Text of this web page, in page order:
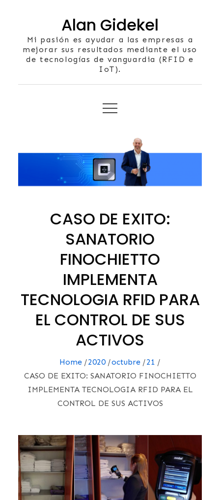
Alan Gidekel
Mi pasión es ayudar a las empresas a
mejorar sus resultados mediante el uso
de tecnologías de vanguardia (RFID e
IoT).
CASO DE EXITO:
SANATORIO
FINOCHIETTO
IMPLEMENTA
TECNOLOGIA RFID PARA
EL CONTROL DE SUS
ACTIVOS
Home 2020 octubre
21
CASO DE EXITO: SANATORIO FINOCHIETTO
IMPLEMENTA TECNOLOGIA RFID PARA EL
CONTROL DE SUS ACTIVOS